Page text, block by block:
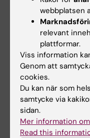
Exosomerna
blodcirkulationen
överför sitt
via receptorer
genom att de tas
innehåll.
En runt 100
kan förmedla
kan de bära
utanpå kan de
receptorer och
webbplatsen
relevant
plattformar.
Viss information
Genom att
cookies.
Du kan när som
samtycke via
sidan.
Mer information
Read this